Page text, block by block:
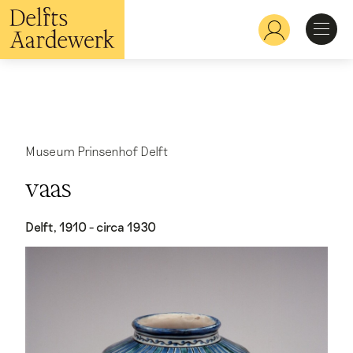
Overslaan
en
naar
de
Hoofdnavigatie
Bekijken
Verdiepen
Museum Prinsenhof Delft
vaas
Delft, 1910 - circa 1930